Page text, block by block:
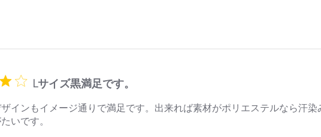
Lサイズ黒満足です。
インもイメージ通りで満足です。出来れば素材がポリエステルなら汗
いです。